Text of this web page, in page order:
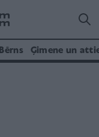
Bērns Ģimene un